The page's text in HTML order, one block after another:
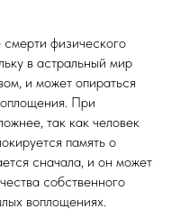
физического
в астральный мир
и может опираться
При
так как человек
память о
сначала, и он может
собственного
воплощениях.